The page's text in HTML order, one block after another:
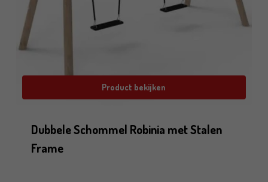
Product bekijken
Dubbele Schommel Robinia met Stalen
Frame